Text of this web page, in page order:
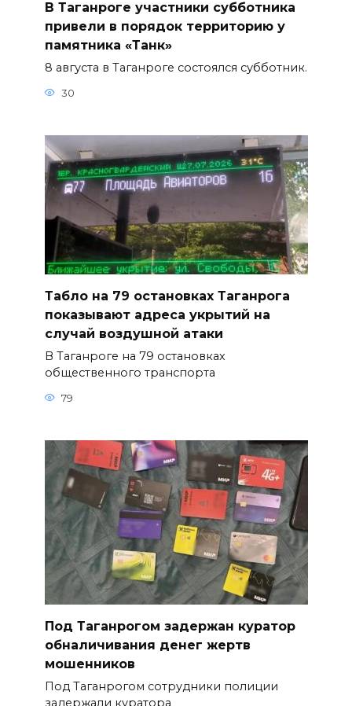
В Таганроге участники субботника
привели в порядок территорию у
памятника «Танк»
8 августа в Таганроге состоялся субботник.
30
Табло на 79 остановках Таганрога
показывают адреса укрытий на
случай воздушной атаки
В Таганроге на 79 остановках
общественного транспорта
79
Под Таганрогом задержан куратор
обналичивания денег жертв
мошенников
Под Таганрогом сотрудники полиции
задержали куратора